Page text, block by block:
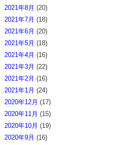
2021年8月 (20)
2021年7月 (18)
2021年6月 (20)
2021年5月 (18)
2021年4月 (16)
2021年3月 (22)
2021年2月 (16)
2021年1月 (24)
2020年12月 (17)
2020年11月 (15)
2020年10月 (19)
2020年9月 (16)